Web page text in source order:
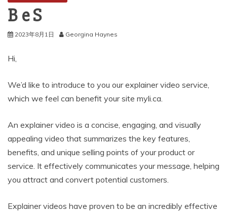
B e S
2023年8月1日 Georgina Haynes
Hi,
We’d like to introduce to you our explainer video service,
which we feel can benefit your site myli.ca.
An explainer video is a concise, engaging, and visually
appealing video that summarizes the key features,
benefits, and unique selling points of your product or
service. It effectively communicates your message, helping
you attract and convert potential customers.
Explainer videos have proven to be an incredibly effective